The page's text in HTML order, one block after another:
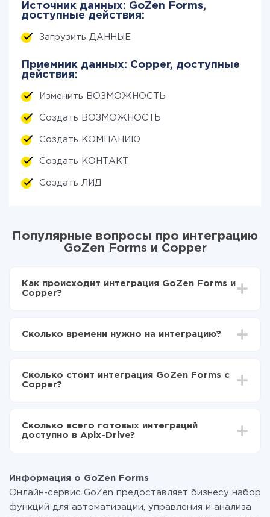
Источник данных: GoZen Forms,
доступные действия:
Загрузить ДАННЫЕ
Приемник данных: Copper, доступные
действия:
Изменить ВОЗМОЖНОСТЬ
Создать ВОЗМОЖНОСТЬ
Создать КОМПАНИЮ
Создать КОНТАКТ
Создать ЛИД
Популярные вопросы про интеграцию
GoZen Forms и Copper
Как происходит интеграция GoZen Forms и
Copper?
Выбираете какие данные передавать из GoZen
передаваться из GoZen Forms в Copper
Сколько времени нужно на интеграцию?
отличаться и составлять от 5-ти до 30-минут. В
среднем настройка занимает 10-15 минут.
Сколько стоит интеграция GoZen Forms с
Copper?
функционал. Вы оплачиваете только количество
данных, которые по факту передаются из одной
перейти на платный, при необходимости. Подробнее
отарифах.
Сколько всего готовых интеграций
доступно в Apix-Drive?
Информация о GoZen Forms
Онлайн-сервис GoZen предоставляет бизнесу набор
функций для автоматизации, управления и анализа